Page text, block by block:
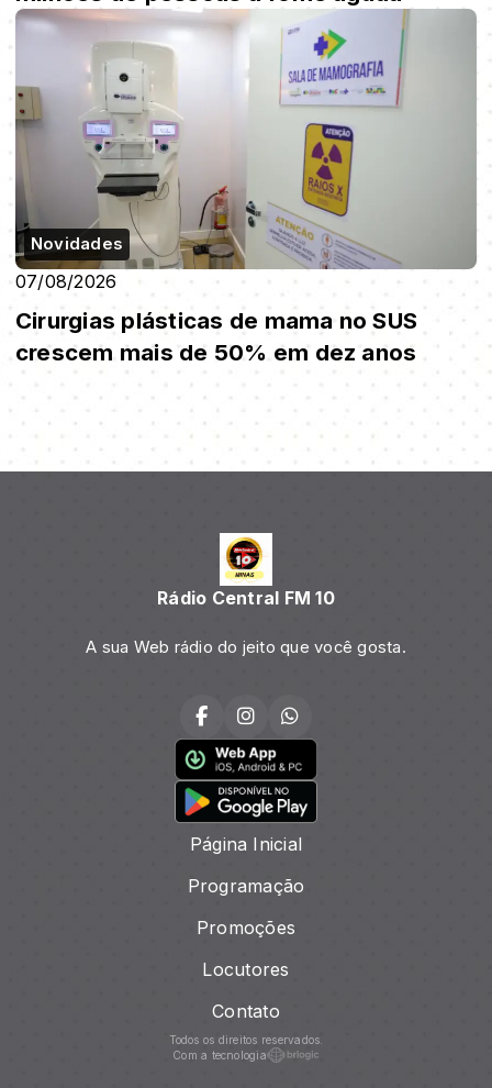
Novidades
07/08/2026
Cirurgias plásticas de mama no SUS
crescem mais de 50% em dez anos
Rádio Central FM 10
A sua Web rádio do jeito que você gosta.
Página Inicial
Programação
Promoções
Locutores
Contato
Todos os direitos reservados.
Com a tecnologia